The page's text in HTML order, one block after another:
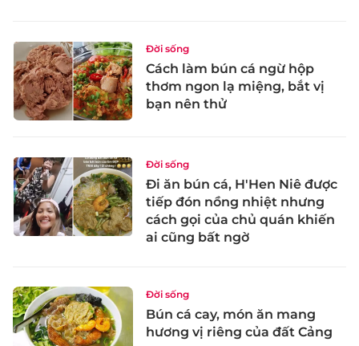
Đời sống
Cách làm bún cá ngừ hộp
thơm ngon lạ miệng, bắt vị
bạn nên thử
Đời sống
Đi ăn bún cá, H'Hen Niê được
tiếp đón nồng nhiệt nhưng
cách gọi của chủ quán khiến
ai cũng bất ngờ
Đời sống
Bún cá cay, món ăn mang
hương vị riêng của đất Cảng